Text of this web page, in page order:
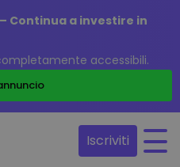
Continua a investire in
accessibili.
Iscriviti